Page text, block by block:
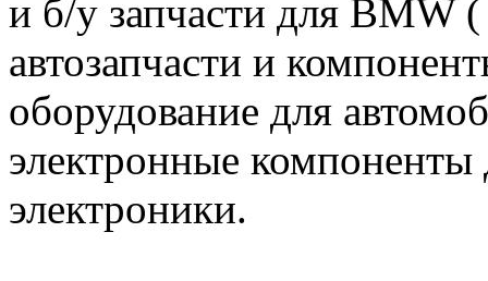
и б/у запчасти для BMW
автозапчасти и
оборудование для
электронные
электроники.